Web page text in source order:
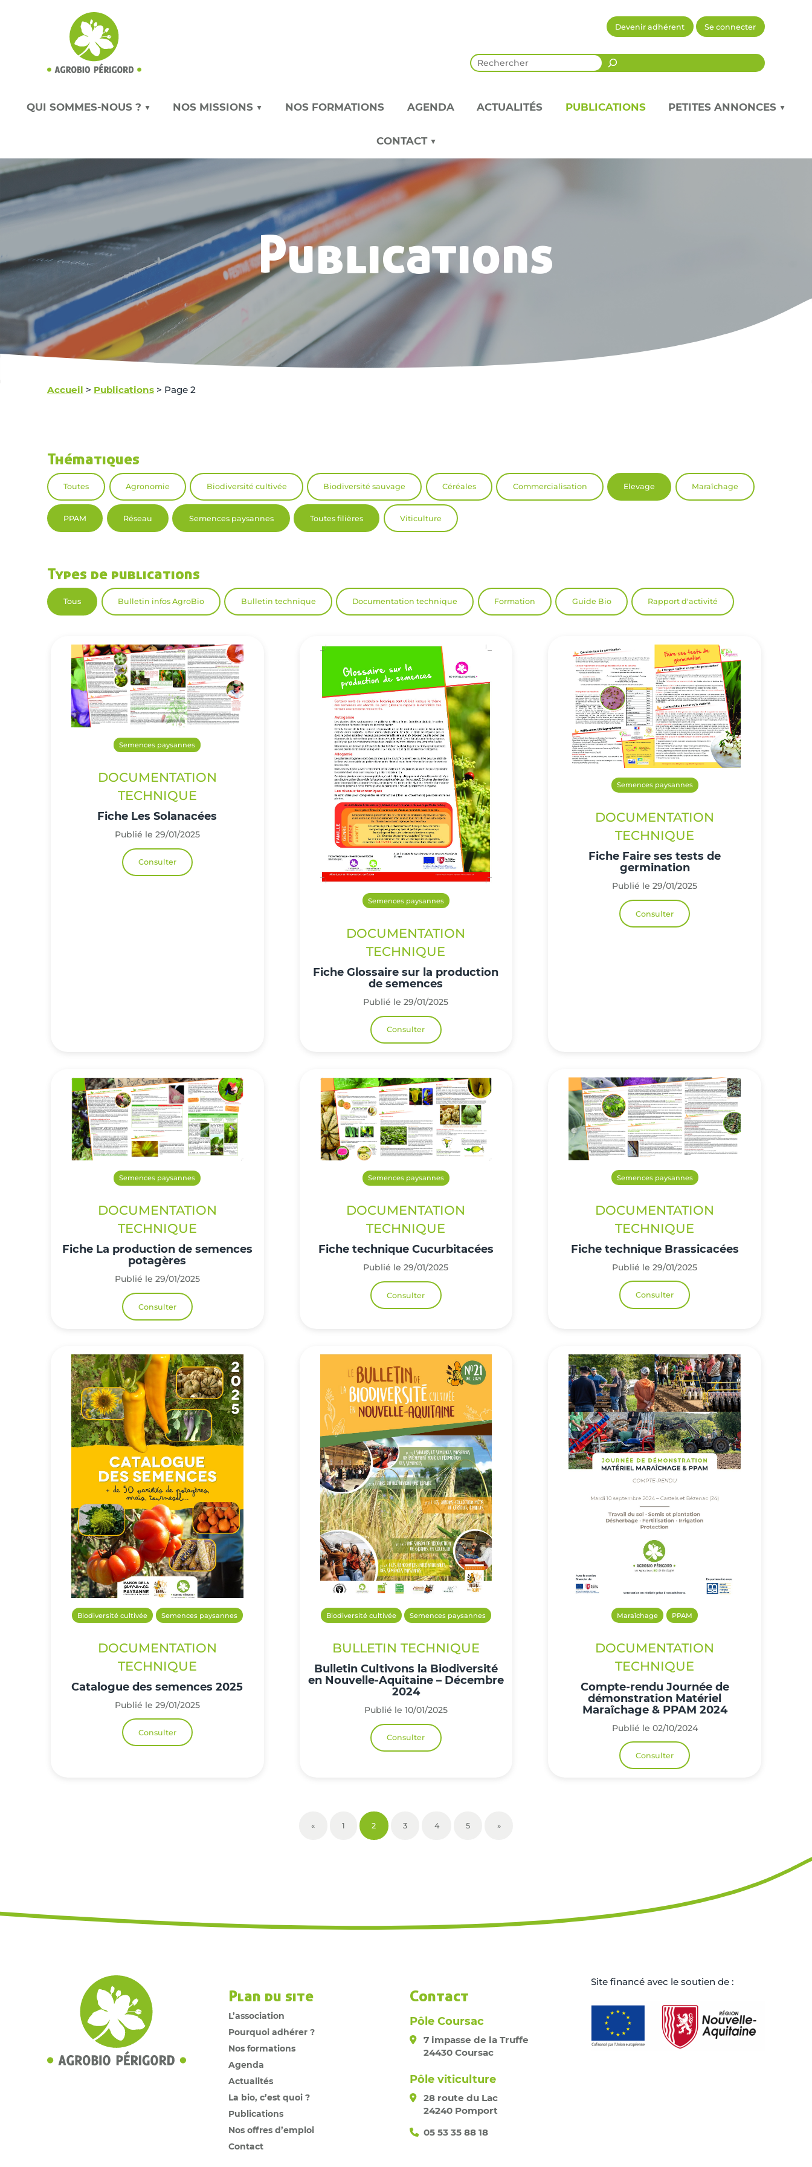
Devenir adhérent Se connecter
QUI SOMMES-NOUS ? ▼ NOS MISSIONS ▼ NOS FORMATIONS AGENDA ACTUALITÉS PUBLICATIONS PETITES ANNONCES ▼
CONTACT ▼
Publications
Accueil > Publications > Page 2
Thématiques
Toutes Agronomie Biodiversité cultivée Biodiversité sauvage Céréales Commercialisation Elevage Maraîchage
PPAM Réseau Semences paysannes Toutes filières Viticulture
Types de publications
Tous Bulletin infos AgroBio Bulletin technique Documentation technique Formation Guide Bio Rapport d'activité
Semences paysannes
DOCUMENTATION
TECHNIQUE
Fiche Les Solanacées
Publié le 29/01/2025
Consulter
Semences paysannes
DOCUMENTATION
TECHNIQUE
Fiche Glossaire sur la production
de semences
Publié le 29/01/2025
Consulter
Semences paysannes
DOCUMENTATION
TECHNIQUE
Fiche Faire ses tests de
germination
Publié le 29/01/2025
Consulter
Semences paysannes
DOCUMENTATION
TECHNIQUE
Fiche La production de semences
potagères
Publié le 29/01/2025
Consulter
Semences paysannes
DOCUMENTATION
TECHNIQUE
Fiche technique Cucurbitacées
Publié le 29/01/2025
Consulter
Semences paysannes
DOCUMENTATION
TECHNIQUE
Fiche technique Brassicacées
Publié le 29/01/2025
Consulter
Biodiversité cultivée Semences paysannes
DOCUMENTATION
TECHNIQUE
Catalogue des semences 2025
Publié le 29/01/2025
Consulter
Biodiversité cultivée Semences paysannes
BULLETIN TECHNIQUE
Bulletin Cultivons la Biodiversité
en Nouvelle-Aquitaine – Décembre
2024
Publié le 10/01/2025
Consulter
Maraîchage PPAM
DOCUMENTATION
TECHNIQUE
Compte-rendu Journée de
démonstration Matériel
Maraîchage & PPAM 2024
Publié le 02/10/2024
Consulter
« 1 2 3 4 5 »
Plan du site
L’association
Pourquoi adhérer ?
Nos formations
Agenda
Actualités
La bio, c’est quoi ?
Publications
Nos offres d’emploi
Contact
Contact
Pôle Coursac
7 impasse de la Truffe
24430 Coursac
Pôle viticulture
28 route du Lac
24240 Pomport
05 53 35 88 18
Site ﬁnancé avec le soutien de :